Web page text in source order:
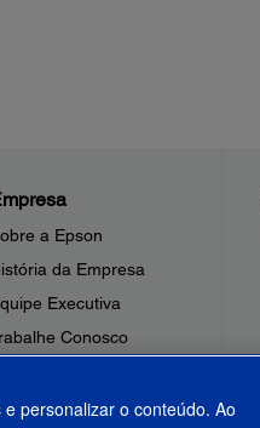
a Epson
da Empresa
Executiva
Conosco
Conosco
personalizar o conteúdo. Ao